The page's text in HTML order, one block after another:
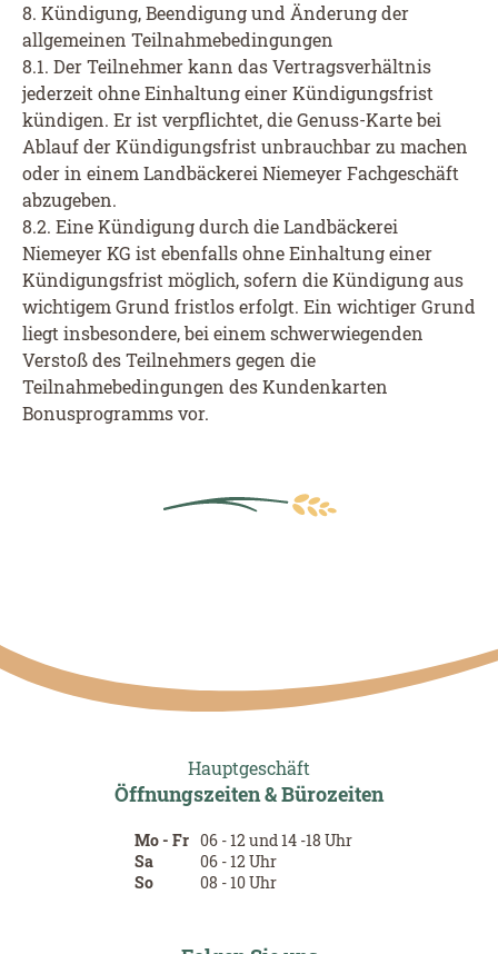
8. Kündigung, Beendigung und Änderung der
allgemeinen Teilnahmebedingungen
8.1. Der Teilnehmer kann das Vertragsverhältnis
jederzeit ohne Einhaltung einer Kündigungsfrist
kündigen. Er ist verpflichtet, die Genuss-Karte bei
Ablauf der Kündigungsfrist unbrauchbar zu machen
oder in einem Landbäckerei Niemeyer Fachgeschäft
abzugeben.
8.2. Eine Kündigung durch die Landbäckerei
Niemeyer KG ist ebenfalls ohne Einhaltung einer
Kündigungsfrist möglich, sofern die Kündigung aus
wichtigem Grund fristlos erfolgt. Ein wichtiger Grund
liegt insbesondere, bei einem schwerwiegenden
Verstoß des Teilnehmers gegen die
Teilnahmebedingungen des Kundenkarten
Bonusprogramms vor.
Hauptgeschäft
Öffnungszeiten & Bürozeiten
Mo - Fr 06 - 12 und 14 -18 Uhr
Sa
06 - 12 Uhr
So
08 - 10 Uhr